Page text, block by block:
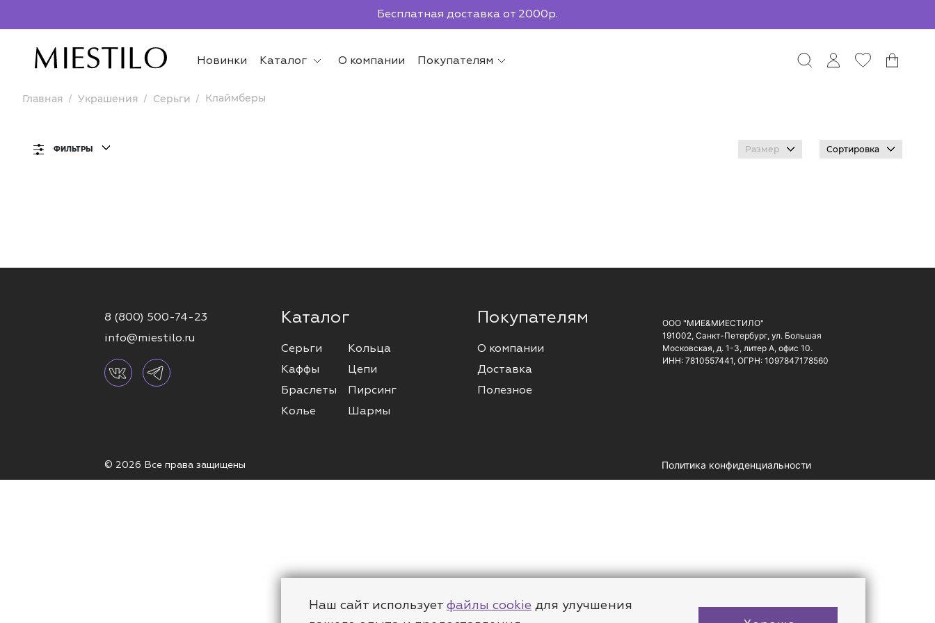
Бесплатная доставка от 2000р.
Новинки
Каталог О компании Покупателям
Главная Украшения Серьги Клаймберы
ФИЛЬТРЫ Размер Сортировка
8 (800) 500-74-23
info@miestilo.ru
Каталог
Серьги
Каффы
Браслеты
Колье
Кольца
Цепи
Пирсинг
Шармы
Покупателям
О компании
Доставка
Полезное
ООО "МИЕ&МИЕСТИЛО"
191002, Санкт-Петербург, ул. Большая
Московская, д. 1-3, литер А, офис 10.
ИНН: 7810557441, ОГРН: 1097847178560
© 2026 Все права защищены Политика конфиденциальности
Наш сайт использует файлы cookie для улучшения